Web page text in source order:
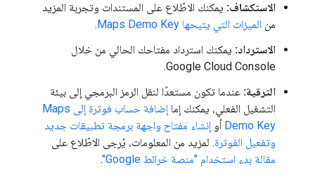
الاستكشاف: يمكنك الاطّلاع على المستندات وتجربة المزيد
من الميزات التي يتيحها Maps Demo Key
.
الاسترداد: يمكنك استرداد مفتاحك الحالي من خلال
Google Cloud Console.
الترقية: عندما تكون مستعدًا لنقل الرمز البرمجي إلى بيئة
التشغيل الفعلي، يمكنك إما
إضافة حساب فوترة إلى Maps
Demo Key أو إنشاء مفتاح واجهة برمجة تطبيقات جديد
وتفعيل الفوترة. لمزيد من المعلومات، يُرجى الاطّلاع على
مقالة بدء استخدام "منصة خرائط Google"
.